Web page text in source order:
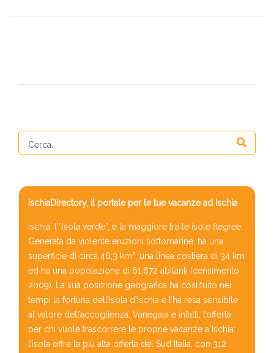
IschiaDirectory, il portale per le tue vacanze ad Ischia
Ischia, l'”isola verde”, è la maggiore tra le isole flegree.
Generata da violente eruzioni sottomarine, ha una
superficie di circa 46,3 km², una linea costiera di 34 km
ed ha una popolazione di 61.672 abitanti (censimento
2009). La sua posizione geografica ha costituito nei
tempi la fortuna dell’isola d’Ischia e l’ha resa sensibile
al valore dell’accoglienza. Variegata é infatti, l’offerta
per chi vuole trascorrere le proprie vacanze a Ischia:
l’isola offre la più alta offerta del Sud Italia, con 312